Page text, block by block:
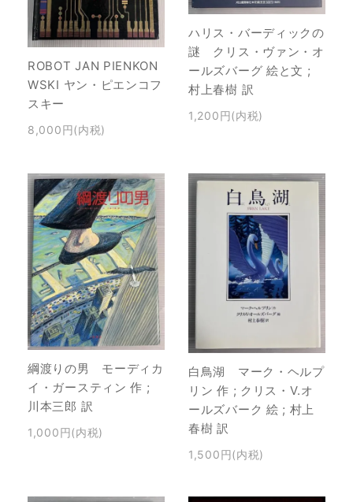
ROBOT JAN PIENKON
WSKI ヤン・ピエンコフ
スキー
8,000円(内税)
ハリス・バーディックの
謎 クリス・ヴァン・オ
ールズバーグ 絵と文 ;
村上春樹 訳
1,200円(内税)
綱渡りの男 モーディカ
イ・ガースティン 作 ;
川本三郎 訳
1,000円(内税)
白鳥湖 マーク・ヘルプ
リン 作 ; クリス・V.オ
ールズバーク 絵 ; 村上
春樹 訳
1,500円(内税)